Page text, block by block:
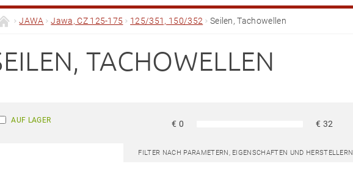
UNS BLOG MEINE BESTELLUNG
JAWA Jawa, CZ 125-175 125/351, 150/352 Seilen, Tachowellen
TACHOWELLEN
AUF LAGER €0 € 32
FILTER NACH PARAMETERN, EIGENSCHAFTEN UND HERSTELLERN